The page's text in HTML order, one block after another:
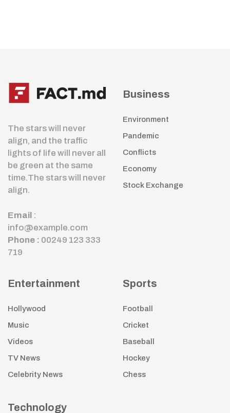
The stars will never
align, and the traffic
lights of life will never all
be green at the same
time.The stars will never
align.
Email :
info@example.com
Phone : 00249 123 333
719
Business
Environment
Pandemic
Conflicts
Economy
Stock Exchange
Entertainment
Hollywood
Music
Videos
TV News
Celebrity News
Sports
Football
Cricket
Baseball
Hockey
Chess
Technology